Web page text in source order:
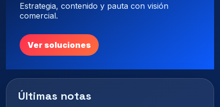
Estrategia, contenido y pauta con visión
comercial.
Ver soluciones
Últimas notas